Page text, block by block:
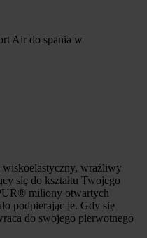
wrażliwy
się do kształtu Twojego
miliony otwartych
podpierając je. Gdy się
do swojego pierwotnego